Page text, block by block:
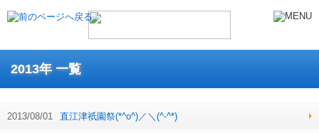
2013年 一覧
2013/08/01 直江津祇園祭(*^o^)／＼(^-^*)